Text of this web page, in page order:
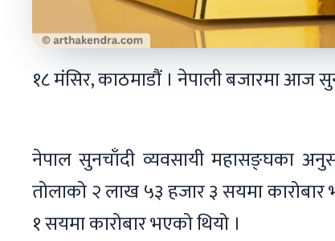
१८ मंसिर, काठमाडौं । नेपाली बजारमा आज
नेपाल सुनचाँदी व्यवसायी महासङ्घका
तोलाको २ लाख ५३ हजार ३ सयमा
१ सयमा कारोबार भएको थियो ।